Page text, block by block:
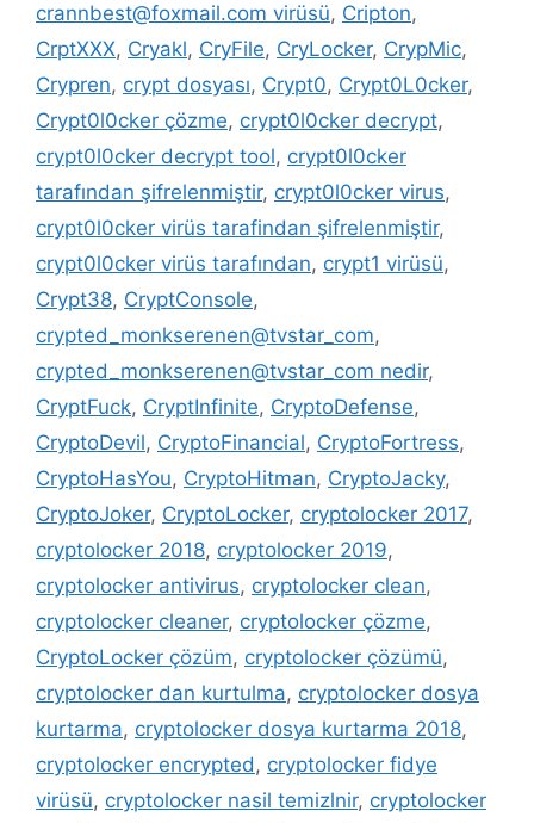
crannbest@foxmail.com virüsü, Cripton,
CrptXXX, Cryakl, CryFile, CryLocker, CrypMic,
Crypren, crypt dosyası, Crypt0, Crypt0L0cker,
Crypt0l0cker çözme, crypt0l0cker decrypt,
crypt0l0cker decrypt tool, crypt0l0cker
tarafından şifrelenmiştir, crypt0l0cker virus,
crypt0l0cker virüs tarafindan şifrelenmiştir,
crypt0l0cker virüs tarafından, crypt1 virüsü,
Crypt38, CryptConsole,
crypted_monkserenen@tvstar_com,
crypted_monkserenen@tvstar_com nedir,
CryptFuck, CryptInfinite, CryptoDefense,
CryptoDevil, CryptoFinancial, CryptoFortress,
CryptoHasYou, CryptoHitman, CryptoJacky,
CryptoJoker, CryptoLocker, cryptolocker 2017,
cryptolocker 2018, cryptolocker 2019,
cryptolocker antivirus, cryptolocker clean,
cryptolocker cleaner, cryptolocker çözme,
CryptoLocker çözüm, cryptolocker çözümü,
cryptolocker dan kurtulma, cryptolocker dosya
kurtarma, cryptolocker dosya kurtarma 2018,
cryptolocker encrypted, cryptolocker fidye
virüsü, cryptolocker nasil temizlnir, cryptolocker